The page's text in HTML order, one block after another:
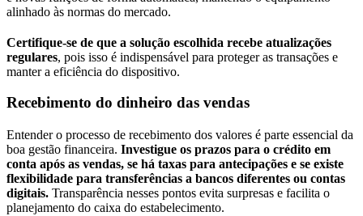
alinhado às normas do mercado.
Certifique-se de que a solução escolhida recebe atualizações
regulares, pois isso é indispensável para proteger as transações e
manter a eficiência do dispositivo.
Recebimento do dinheiro das vendas
Entender o processo de recebimento dos valores é parte essencial da
boa gestão financeira. Investigue os prazos para o crédito em
conta após as vendas, se há taxas para antecipações e se existe
flexibilidade para transferências a bancos diferentes ou contas
digitais. Transparência nesses pontos evita surpresas e facilita o
planejamento do caixa do estabelecimento.